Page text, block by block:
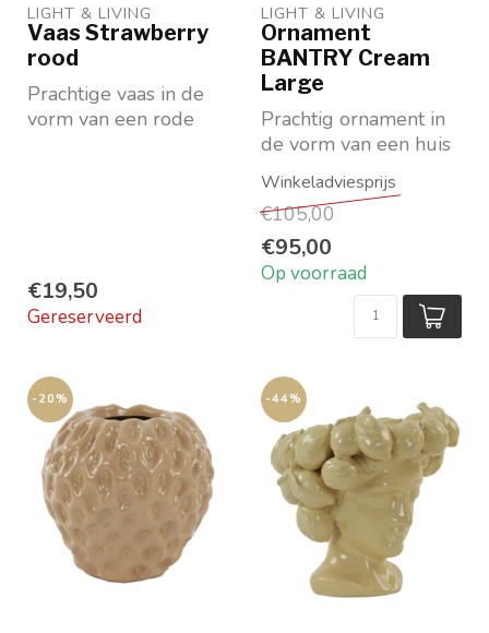
LIGHT & LIVING
Vaas Strawberry
rood
Prachtige vaas in de
vorm van een rode
€19,50
Gereserveerd
LIGHT & LIVING
Ornament
BANTRY Cream
Large
Prachtig ornament in
de vorm van een huis
lantaarn/windlicht
...
€105,00
€95,00
Op voorraad
-20% -44%